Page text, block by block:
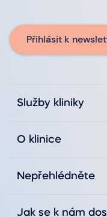
Přihlásit k
Služby kliniky
O klinice
Nepřehlédněte
Jak se k nám